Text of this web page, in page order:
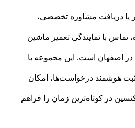
یا دریافت مشاوره تخصصی،
تماس با نمایندگی تعمیر ماشین
در اصفهان است. این مجموعه با
هوشمند درخواست‌ها، امکان
در کوتاه‌ترین زمان را فراهم